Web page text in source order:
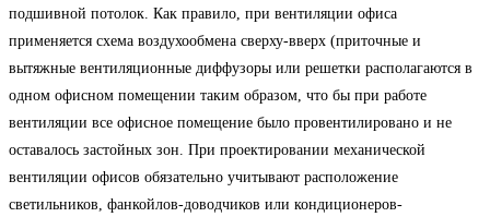
подшивной потолок. Как правило, при вентиляции офиса
применяется схема воздухообмена сверху-вверх (приточные и
вытяжные вентиляционные диффузоры или решетки располагаются в
одном офисном помещении таким образом, что бы при работе
вентиляции все офисное помещение было провентилировано и не
оставалось застойных зон. При проектировании механической
вентиляции офисов обязательно учитывают расположение
светильников, фанкойлов-доводчиков или кондиционеров-